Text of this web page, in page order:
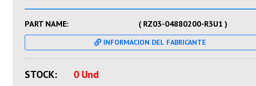
PART NAME: ( RZ03-04880200-R3U1 )
INFORMACION DEL FABRICANTE
STOCK: 0 Und